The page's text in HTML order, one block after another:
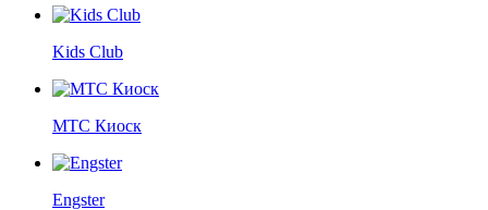
Kids Club
МТС Киоск
Engster